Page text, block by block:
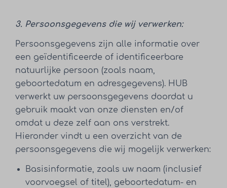
3. Persoonsgegevens die wij verwerken:
Persoonsgegevens zijn alle informatie over
een geïdentificeerde of identificeerbare
natuurlijke persoon (zoals naam,
geboortedatum en adresgegevens). HUB
verwerkt uw persoonsgegevens doordat u
gebruik maakt van onze diensten en/of
omdat u deze zelf aan ons verstrekt.
Hieronder vindt u een overzicht van de
persoonsgegevens die wij mogelijk verwerken:
Basisinformatie, zoals uw naam (inclusief
voorvoegsel of titel), geboortedatum- en